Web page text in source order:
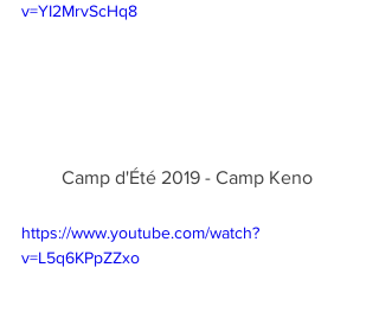
v=YI2MrvScHq8
Camp d'Été 2019 - Camp Keno
https://www.youtube.com/watch?
v=L5q6KPpZZxo